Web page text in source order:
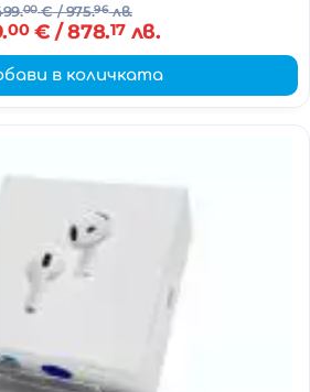
00€/ 975.96лв.
00€ / 878.17лв.
в количката